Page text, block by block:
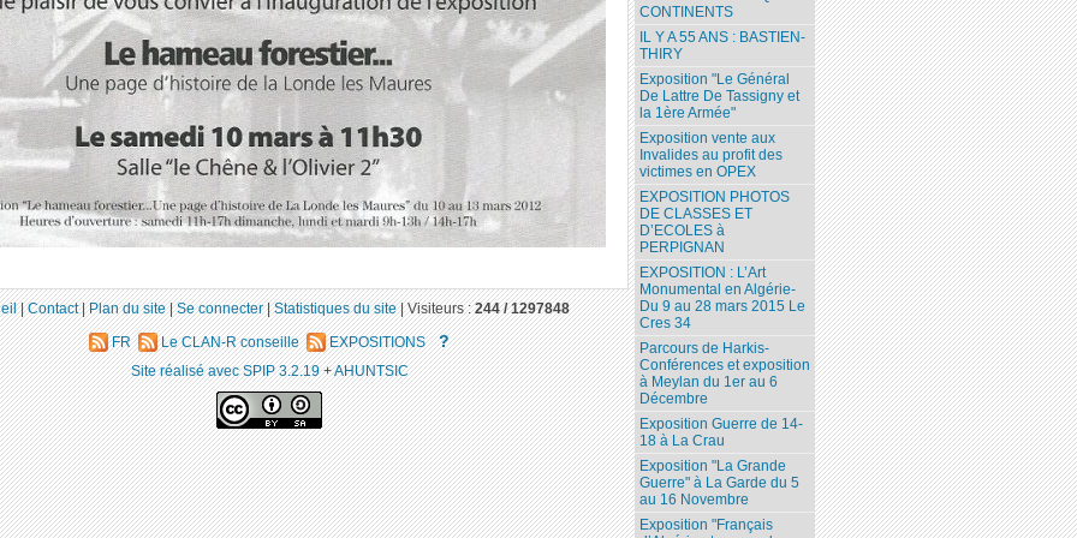
CONTINENTS
IL Y A 55 ANS : BASTIEN-
THIRY
Exposition "Le Général
De Lattre De Tassigny et
la 1ère Armée"
Exposition vente aux
Invalides au profit des
victimes en OPEX
EXPOSITION PHOTOS
DE CLASSES ET
D’ECOLES à
PERPIGNAN
EXPOSITION : L’Art
Monumental en Algérie-
Du 9 au 28 mars 2015 Le
Cres 34
Parcours de Harkis-
Conférences et exposition
à Meylan du 1er au 6
Décembre
Exposition Guerre de 14-
18 à La Crau
Exposition "La Grande
Guerre" à La Garde du 5
au 16 Novembre
Exposition "Français
|Contact|Plan du site|Se connecter|Statistiques du site|Visiteurs :244 / 1297848
FR Le CLAN-R conseille EXPOSITIONS ?
Site réalisé avec SPIP 3.2.19+AHUNTSIC